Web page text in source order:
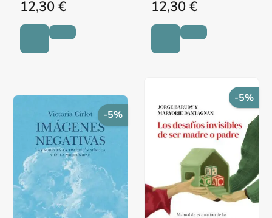
12,30 € 12,30 €
-5%
-5%